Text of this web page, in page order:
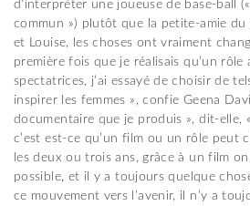
d’interpréter une joueuse de base-ball
commun ») plutôt que la petite-amie du
et Louise, les choses ont vraiment
première fois que je réalisais qu’un rôle
spectatrices, j’ai essayé de choisir de
inspirer les femmes », confie Geena
documentaire que je produis », dit-elle,
c’est est-ce qu’un film ou un rôle peut
les deux ou trois ans, grâce à un film
possible, et il y a toujours quelque
ce mouvement vers l’avenir, il n’y a